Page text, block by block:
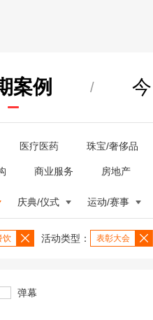
案例 /
医疗医药 珠宝/奢侈品
商业服务 房地产
庆典/仪式 运动/赛事
饮 活动类型： 表彰大会
弹幕